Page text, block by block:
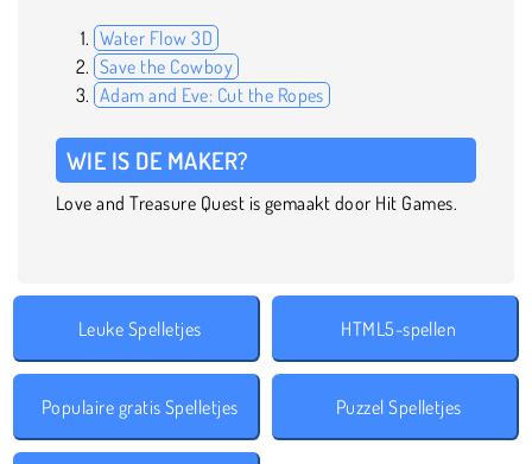
Water Flow 3D
Save the Cowboy
Adam and Eve: Cut the Ropes
WIE IS DE MAKER?
Love and Treasure Quest is gemaakt door Hit Games.
Leuke Spelletjes HTML5-spellen
Populaire gratis Spelletjes Puzzel Spelletjes